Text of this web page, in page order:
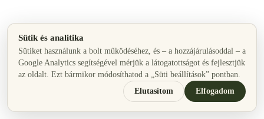
Sütik és analitika
Sütiket használunk a bolt működéséhez, és – a hozzájárulásoddal – a
Google Analytics segítségével mérjük a látogatottságot és fejlesztjük
az oldalt. Ezt bármikor módosíthatod a „Süti beállítások” pontban.
Elutasítom
Elfogadom